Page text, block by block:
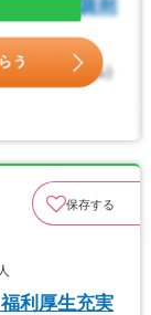
保存する
利厚生充実